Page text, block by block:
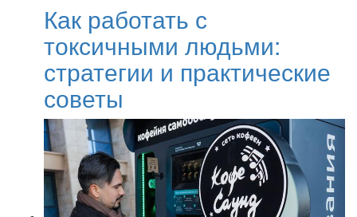
Как работать с
токсичными людьми:
стратегии и практические
советы